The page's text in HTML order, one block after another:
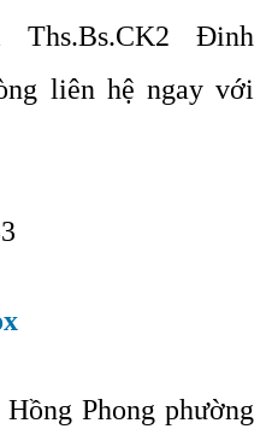
Đinh
liên hệ ngay với
Phong phường